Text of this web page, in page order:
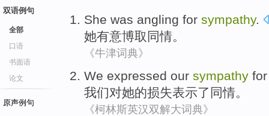
双语例句
全部
口语
书面语
论文
原声例句
She was angling for sympathy.
她有意博取同情。
《牛津词典》
We expressed our sympathy for
我们对她的损失表示了 同情。
《柯林斯英汉双解大词典》